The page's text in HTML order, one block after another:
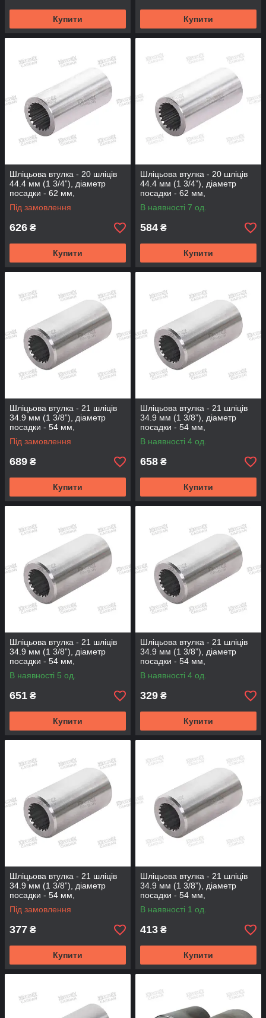
Купити Купити
Шліцьова втулка - 20 шліців
44.4 мм (1 3/4”), діаметр
посадки - 62 мм,
довжина-650мм (BS-20-65-
62)
Під замовлення
626 ₴
Купити
Шліцьова втулка - 20 шліців
44.4 мм (1 3/4”), діаметр
посадки - 62 мм,
довжина-80мм (BS-20-80-62)
В наявності 7 од.
584 ₴
Купити
Шліцьова втулка - 21 шліців
34.9 мм (1 3/8”), діаметр
посадки - 54 мм,
довжина-100мм (BS-21-100-
54)
Під замовлення
689 ₴
Купити
Шліцьова втулка - 21 шліців
34.9 мм (1 3/8”), діаметр
посадки - 54 мм,
довжина-120мм (BS-21-120-
54)
В наявності 4 од.
658 ₴
Купити
Шліцьова втулка - 21 шліців
34.9 мм (1 3/8”), діаметр
посадки - 54 мм,
довжина-130мм (BS-21-130-
54)
В наявності 5 од.
651 ₴
Купити
Шліцьова втулка - 21 шліців
34.9 мм (1 3/8”), діаметр
посадки - 54 мм,
довжина-60мм (BS-21-60-54)
В наявності 4 од.
329 ₴
Купити
Шліцьова втулка - 21 шліців
34.9 мм (1 3/8”), діаметр
посадки - 54 мм,
довжина-65мм (BS-21-65-54)
Під замовлення
377 ₴
Купити
Шліцьова втулка - 21 шліців
34.9 мм (1 3/8”), діаметр
посадки - 54 мм,
довжина-80мм (BS-21-80-54)
В наявності 1 од.
413 ₴
Купити